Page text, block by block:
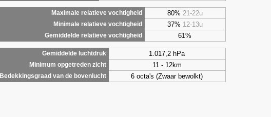
Maximale relatieve vochtigheid
80% 21-22u
Minimale relatieve vochtigheid 37% 12-13u
Gemiddelde relatieve vochtigheid 61%
Gemiddelde luchtdruk
1.017,2 hPa
Minimum opgetreden zicht 11 - 12km
Bedekkingsgraad van de bovenlucht 6 octa's (Zwaar bewolkt)